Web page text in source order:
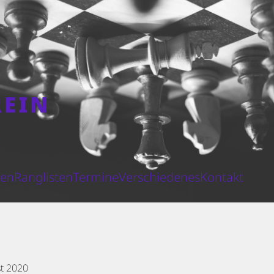
RanglistenTermineVerschiedenesKontakt
2020